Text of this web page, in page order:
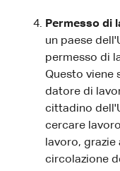
Permesso di
un paese
permesso di
Questo viene
datore di
cittadino
cercare
lavoro,
circolazione